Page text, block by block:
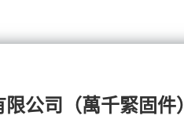
公司（萬千緊固件）